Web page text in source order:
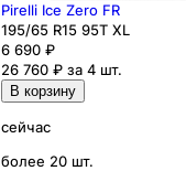
Pirelli Ice Zero FR
195/65 R15 95T XL
6 690 ₽
26 760 ₽ за 4 шт.
В корзину
сейчас
более 20 шт.